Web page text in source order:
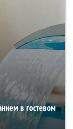
в гостевом